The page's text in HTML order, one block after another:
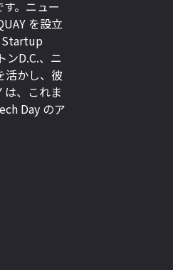
。ニュー
を設立
Startup
D.C.、ニ
活かし、彼
は、これま
Day のア